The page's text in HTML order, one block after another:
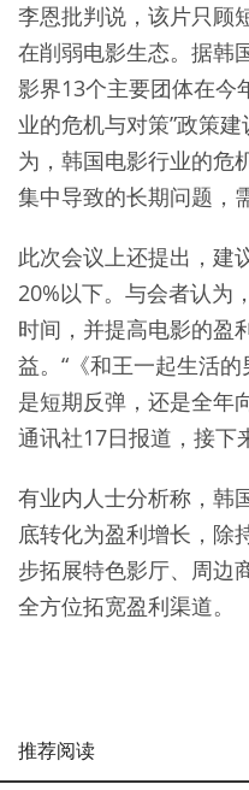
李恩批判说，该片只顾
在削弱电影生态。据韩
影界13个主要团体在今
业的危机与对策”政策
为，韩国电影行业的危
集中导致的长期问题，
此次会议上还提出，建
20%以下。与会者认为
时间，并提高电影的盈
益。“《和王一起生活
是短期反弹，还是全年
通讯社17日报道，接下
有业内人士分析称，韩
底转化为盈利增长，除
步拓展特色影厅、周边
全方位拓宽盈利渠道。
推荐阅读